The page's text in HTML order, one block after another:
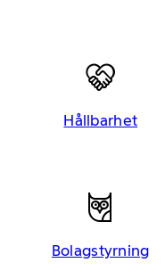
Hållbarhet
Bolagstyrning